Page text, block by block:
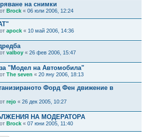
на снимки
Brock « 06 юли 2006, 12:24
apock « 10 май 2006, 14:36
valboy « 26 фев 2006, 15:47
"Модел на Автомобила"
The seven « 20 яну 2006, 18:13
Форд Фен движение в
rejo « 26 дек 2005, 10:27
НА МОДЕРАТОРА
Brock « 07 юни 2005, 11:40